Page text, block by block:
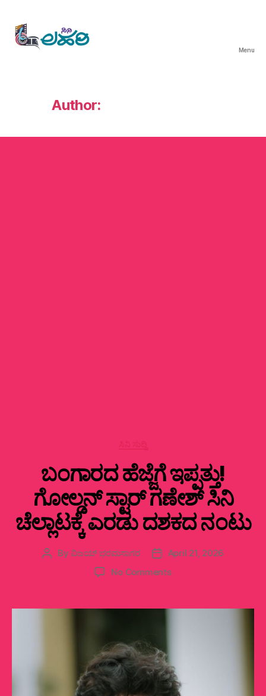
Menu
Author:
ಬಂಗಾರದ ಹೆಜ್ಜೆಗೆ ಇಪ್ಪತ್ತು!
ಗೋಲ್ಡನ್ ಸ್ಟಾರ್ ಗಣೇಶ್ ಸಿನಿ
ಚೆಲ್ಲಾಟಕ್ಕೆ ಎರಡು ದಶಕದ ನಂಟು
PostByವಿಜಯ್‌ ಭರಮಸಾಗರ
Post
date
April 21, 2026
No Commentson
ಇಪ್ಪತ್ತು!
ಸಿನಿ
ಚೆಲ್ಲಾಟಕ್ಕೆ
ಎರಡು